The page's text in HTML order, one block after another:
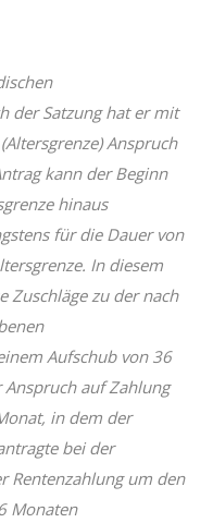
der Satzung hat er mit
Anspruch
kann der Beginn
hinaus
für die Dauer von
In diesem
Zuschläge zu der nach
Aufschub von 36
auf Zahlung
in dem der
bei der
Rentenzahlung um den
Monaten